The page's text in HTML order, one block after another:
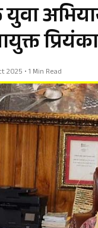
2025 • 1 Min Read